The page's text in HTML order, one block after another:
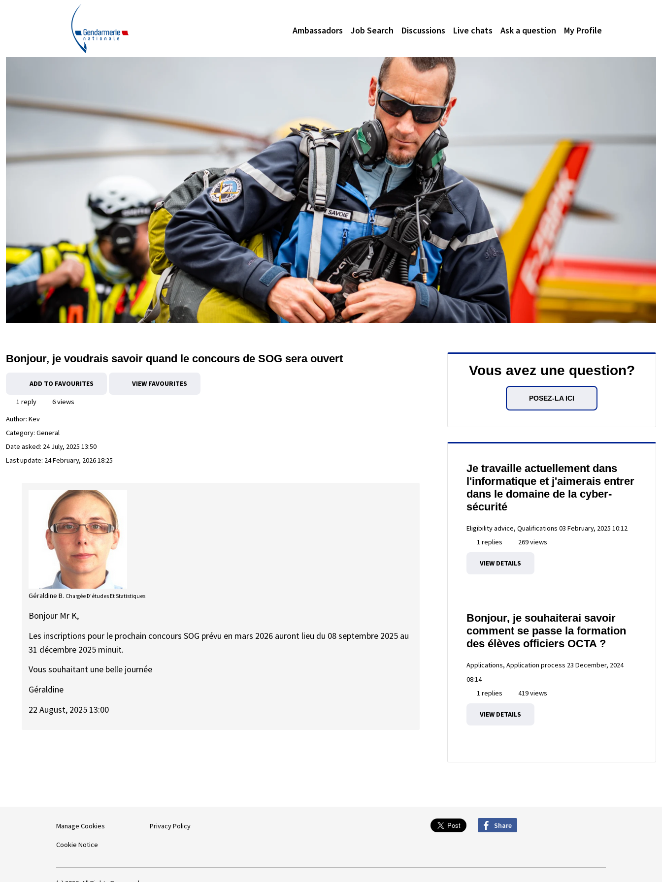
Ambassadors Job Search Discussions Live chats Ask a question My Profile
Bonjour, je voudrais savoir quand le concours de SOG sera ouvert
ADD TO FAVOURITES VIEW FAVOURITES
1 reply
6 views
Author: Kev
Category: General
Date asked: 24 July, 2025 13:50
Last update: 24 February, 2026 18:25
Géraldine B. Chargée D'études Et Statistiques
Bonjour Mr K,
Les inscriptions pour le prochain concours SOG prévu en mars 2026 auront lieu du 08 septembre 2025 au
31 décembre 2025 minuit.
Vous souhaitant une belle journée
Géraldine
22 August, 2025 13:00
Vous avez une question?
POSEZ-LA ICI
Je travaille actuellement dans
l'informatique et j'aimerais entrer
dans le domaine de la cyber-
sécurité
Eligibility advice, Qualifications 03 February, 2025 10:12
1 replies
269 views
VIEW DETAILS
Bonjour, je souhaiterai savoir
comment se passe la formation
des élèves officiers OCTA ?
Applications, Application process 23 December, 2024
08:14
1 replies
419 views
VIEW DETAILS
Manage Cookies
Cookie Notice
Privacy Policy Share